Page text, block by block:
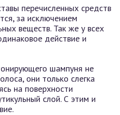
перечисленных средств
за исключением
веществ. Так же у всех
действие и
шампуня не
они только слегка
на поверхности
слой. С этим и